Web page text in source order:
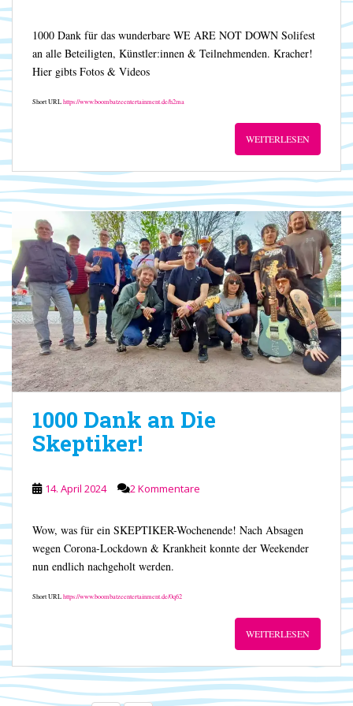
1000 Dank für das wunderbare WE ARE NOT DOWN Solifest
an alle Beteiligten, Künstler:innen & Teilnehmenden. Kracher!
Hier gibts Fotos & Videos
Short URLhttps://www.boombatzeentertainment.de/h2ma
WEITERLESEN
1000 Dank an Die
Skeptiker!
14. April 2024 2 Kommentare
Wow, was für ein SKEPTIKER-Wochenende! Nach Absagen
wegen Corona-Lockdown & Krankheit konnte der Weekender
nun endlich nachgeholt werden.
Short URLhttps://www.boombatzeentertainment.de/0q62
WEITERLESEN